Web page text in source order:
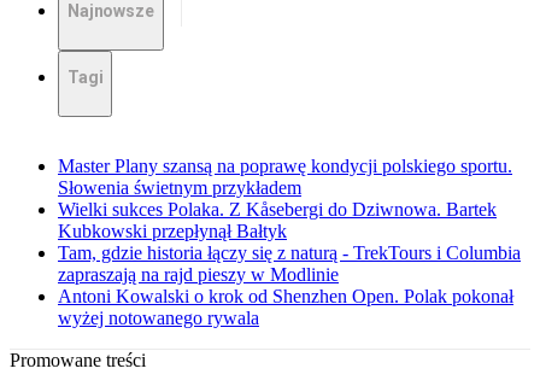
Najnowsze
Tagi
Master Plany szansą na poprawę kondycji polskiego sportu.
Słowenia świetnym przykładem
Wielki sukces Polaka. Z Kåsebergi do Dziwnowa. Bartek
Kubkowski przepłynął Bałtyk
Tam, gdzie historia łączy się z naturą - TrekTours i Columbia
zapraszają na rajd pieszy w Modlinie
Antoni Kowalski o krok od Shenzhen Open. Polak pokonał
wyżej notowanego rywala
Promowane treści